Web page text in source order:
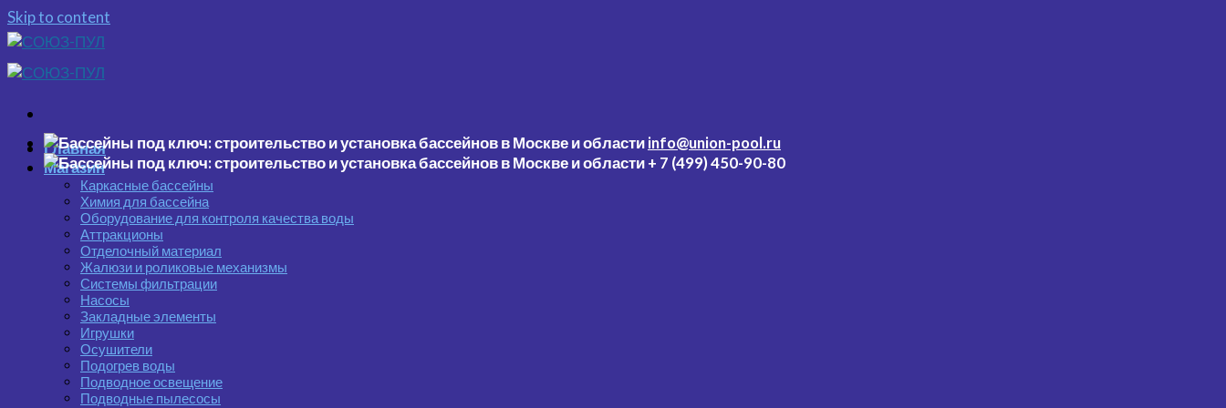
Skip to content
Главная
Магазин
Каркасные бассейны
Химия для бассейна
Оборудование для контроля качества воды
Аттракционы
Отделочный материал
Жалюзи и роликовые механизмы
Системы фильтрации
Насосы
Закладные элементы
Игрушки
Осушители
Подогрев воды
Подводное освещение
Подводные пылесосы
info@union-pool.ru
+ 7 (499) 450-90-80